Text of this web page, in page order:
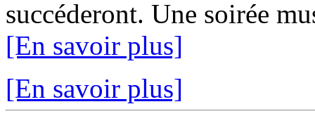
succéderont. Une soirée
[En savoir plus]
[En savoir plus]